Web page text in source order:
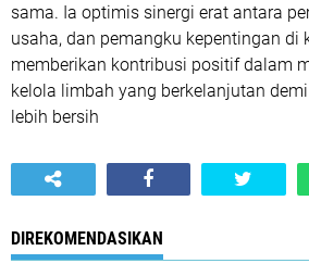
sama. Ia optimis sinergi erat antara
usaha, dan pemangku kepentingan di
memberikan kontribusi positif dalam
kelola limbah yang berkelanjutan
lebih bersih
DIREKOMENDASIKAN